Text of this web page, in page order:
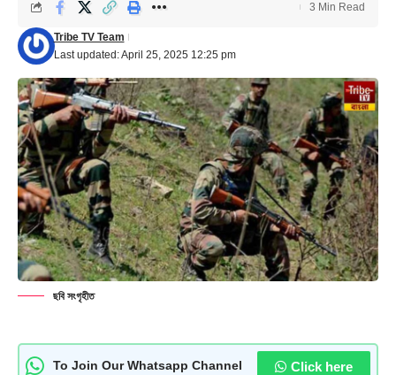
Last updated: April 25, 2025 12:25 pm
Tribe TV Team
3 Min Read
ছবি সংগৃহীত
To Join Our Whatsapp Channel Click here